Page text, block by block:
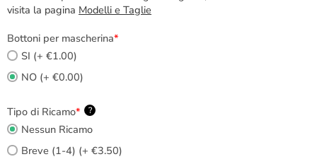
visita la pagina Modelli e Taglie
Bottoni per mascherina*
SI (+ €1.00)
NO (+ €0.00)
Tipo di Ricamo* ?
Nessun Ricamo
Breve (1-4) (+ €3.50)